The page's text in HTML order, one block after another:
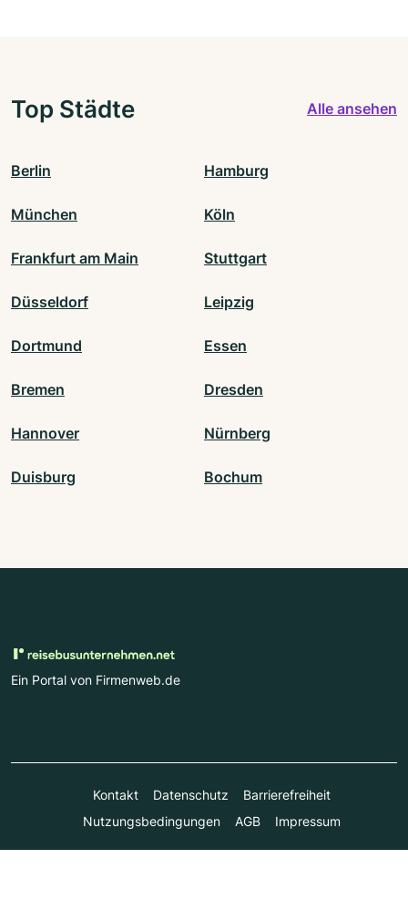
Top Städte Alle ansehen
Berlin Hamburg
München Köln
Frankfurt am Main Stuttgart
Düsseldorf Leipzig
Dortmund Essen
Bremen Dresden
Hannover Nürnberg
Duisburg Bochum
Ein Portal von Firmenweb.de
Kontakt Datenschutz
Barrierefreiheit
Nutzungsbedingungen
AGB Impressum